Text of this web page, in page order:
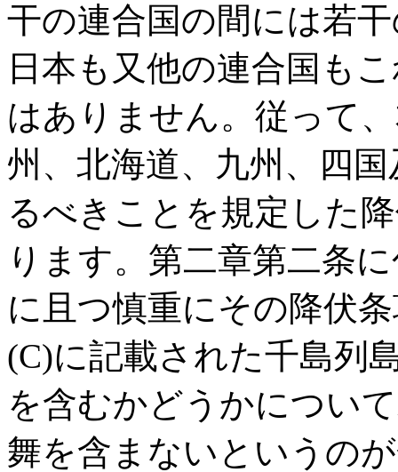
干の連合国の間には若
日本も又他の連合国も
はありません。従って
州、北海道、九州、四
るべきことを規定した
ります。第二章第二条
に且つ慎重にその降伏
(C)に記載された千島列
を含むかどうかについ
舞を含まないというの